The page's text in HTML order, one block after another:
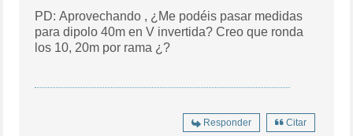
PD: Aprovechando , ¿Me podéis pasar medidas
para dipolo 40m en V invertida? Creo que ronda
los 10, 20m por rama ¿?
Responder Citar